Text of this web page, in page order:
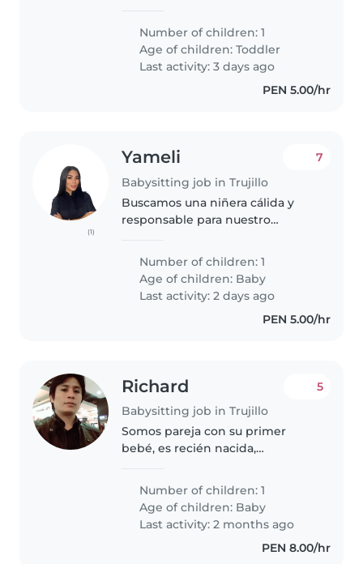
cuantas horas es el pago
Number of children: 1
Age of children:Toddler
Last activity: 3 days ago
PEN 5.00/hr
(1)
Yameli
Babysitting job in Trujillo
7
Buscamos una niñera cálida y
responsable para nuestro
tranquilos y juguetones, y esté
cómoda con mascotas, cocinar y
ayudar con..
Number of children: 1
Age of children: Baby
Last activity: 2 days ago
PEN 5.00/hr
Richard
Babysitting job in Trujillo
5
Somos pareja con su primer
bebé, es recién nacida,
que conoce de bebes recién
nacidos, principalmente apoyo
nocturno.
Number of children: 1
Age of children: Baby
Last activity: 2 months ago
PEN 8.00/hr